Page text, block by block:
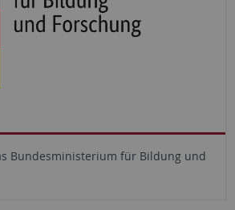
Bundesministerium für Bildung und